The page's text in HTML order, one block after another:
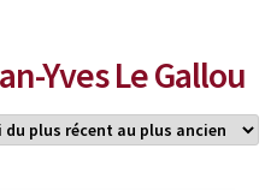
Yves Le Gallou